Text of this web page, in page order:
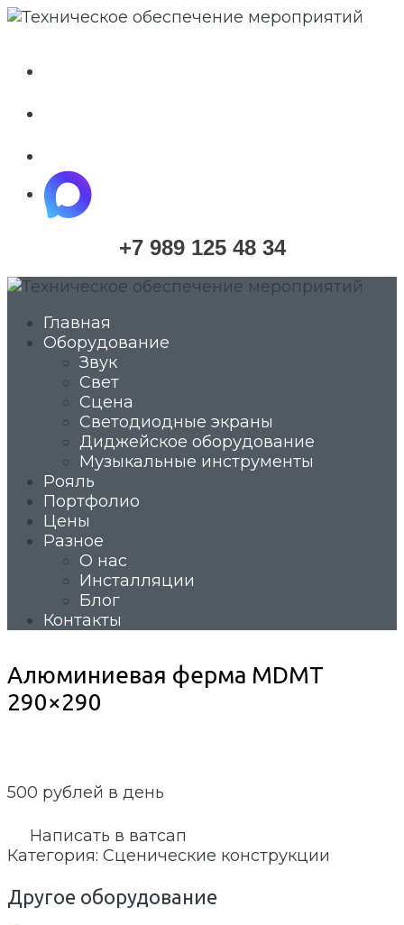
maximize
+7 989 125 48 34
Главная
Оборудование
Звук
Свет
Сцена
Светодиодные экраны
Диджейское оборудование
Музыкальные инструменты
Рояль
Портфолио
Цены
Разное
О нас
Инсталляции
Блог
Контакты
Алюминиевая ферма MDMT
290×290
500 рублей в день
Написать в ватсап
Категория: Сценические конструкции
Другое оборудование